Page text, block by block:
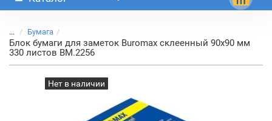
... Бумага
Блок бумаги для заметок Buromax склеенный 90х90 мм
330 листов BM.2256
Нет в наличии